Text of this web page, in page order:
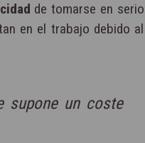
de tomarse en serio
en el trabajo debido al
supone un coste